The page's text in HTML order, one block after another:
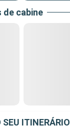
de cabine
SEU ITINERÁRIO